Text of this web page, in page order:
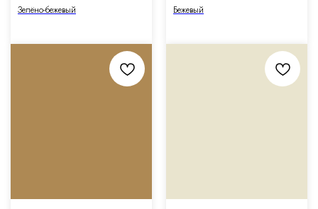
Зелёно-бежевый Бежевый